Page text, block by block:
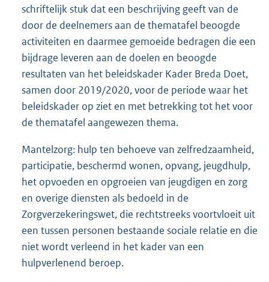
schriftelijk stuk dat een beschrijving geeft van de
door de deelnemers aan de thematafel beoogde
activiteiten en daarmee gemoeide bedragen die een
bijdrage leveren aan de doelen en beoogde
resultaten van het beleidskader Kader Breda Doet,
samen door 2019/2020, voor de periode waar het
beleidskader op ziet en met betrekking tot het voor
de thematafel aangewezen thema.
Mantelzorg: hulp ten behoeve van zelfredzaamheid,
participatie, beschermd wonen, opvang, jeugdhulp,
het opvoeden en opgroeien van jeugdigen en zorg
en overige diensten als bedoeld in de
Zorgverzekeringswet, die rechtstreeks voortvloeit uit
een tussen personen bestaande sociale relatie en die
niet wordt verleend in het kader van een
hulpverlenend beroep.